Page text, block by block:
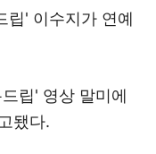
립' 이수지가 연예
립' 영상 말미에
됐다.